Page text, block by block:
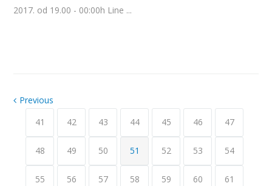
2017. od 19.00 - 00:00h Line ...
Previous
41
42 43 44 45 46 47
48 49 50 51 52 53 54
55 56 57 58 59 60 61